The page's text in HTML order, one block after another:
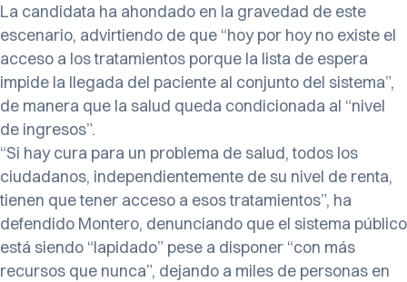
La candidata ha ahondado en la gravedad de este
escenario, advirtiendo de que “hoy por hoy no existe el
acceso a los tratamientos porque la lista de espera
impide la llegada del paciente al conjunto del sistema”,
de manera que la salud queda condicionada al “nivel
de ingresos”.
“Si hay cura para un problema de salud, todos los
ciudadanos, independientemente de su nivel de renta,
tienen que tener acceso a esos tratamientos”, ha
defendido Montero, denunciando que el sistema público
está siendo “lapidado” pese a disponer “con más
recursos que nunca”, dejando a miles de personas en